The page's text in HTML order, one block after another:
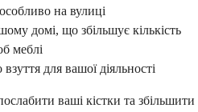
на вулиці
домі, що збільшує кількість
меблі
для вашої діяльності
ваші кістки та збільшити